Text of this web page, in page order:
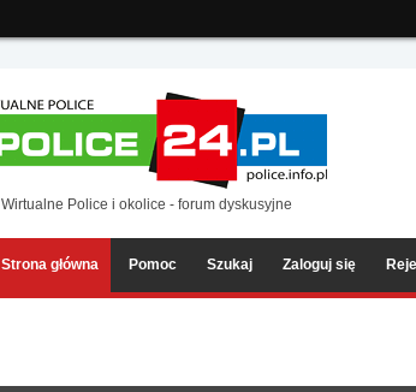
Wirtualne Police i okolice - forum dyskusyjne
Strona główna Pomoc Szukaj Zaloguj się